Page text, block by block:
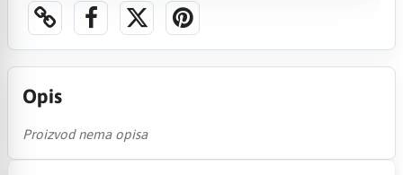
Opis
Proizvod nema opisa